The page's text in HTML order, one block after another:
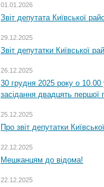
01.01.2026
Звіт депутата Київської
29.12.2025
Звіт депутатки Київської
26.12.2025
30 грудня 2025 року о 10.00
засідання двадцять першої
25.12.2025
Про звіт депутатки
22.12.2025
Мешканцям до відома!
22.12.2025